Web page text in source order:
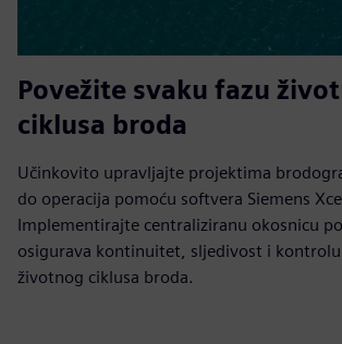
Povežite svaku fazu
ciklusa broda
Učinkovito upravljajte projektima
do operacija pomoću softvera Siemens
Implementirajte centraliziranu okosnicu
osigurava kontinuitet, sljedivost i
životnog ciklusa broda.